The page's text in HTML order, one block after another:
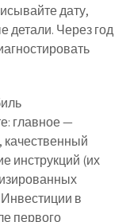
дату,
детали. Через год
главное —
инструкций (их
в
первого